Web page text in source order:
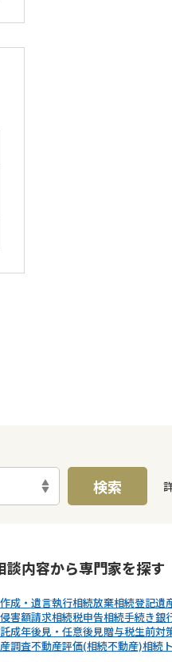
検索
談内容から専門家を探す
成・遺言執行相続放棄相続登記遺
害額請求相続税申告相続手続き銀
成年後見・任意後見贈与税生前対
調査不動産評価(相続不動産)相続